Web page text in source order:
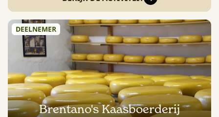
DEELNEMER
Brentano's Kaasboerderij